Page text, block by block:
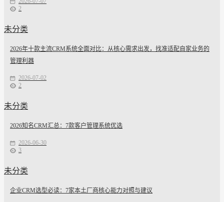
2
未分类
2026年十款主流CRM系统全面对比：从核心需求出发，找准适配自家业务的
管理利器
2026-07-02
2
未分类
2026知名CRM汇总：7款客户管理系统优选
2026-06-30
3
未分类
企业CRM选型必读：7家本土厂商核心能力对照与建议